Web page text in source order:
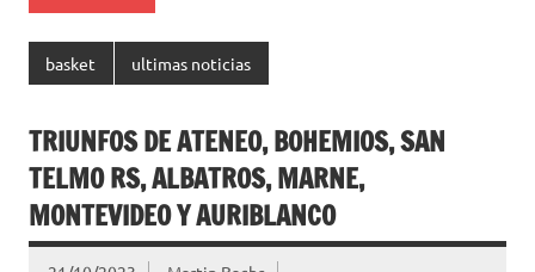
basket ultimas noticias
TRIUNFOS DE ATENEO, BOHEMIOS, SAN
TELMO RS, ALBATROS, MARNE,
MONTEVIDEO Y AURIBLANCO